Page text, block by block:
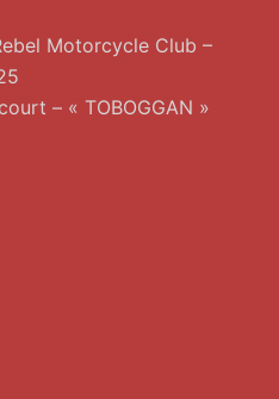
Motorcycle Club –
– « TOBOGGAN »